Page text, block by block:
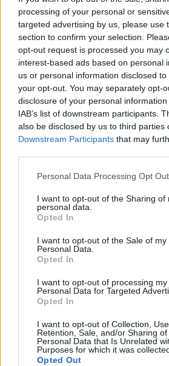
processing of your personal or
targeted advertising by us, please use
section to confirm your selection.
opt-out request is processed you may
interest-based ads based on personal
us or personal information disclosed
your opt-out. You may separately opt-
disclosure of your personal
IAB’s list of downstream participants.
also be disclosed by us to third parties
Downstream Participants that may
Please note that this website/app uses
not limited to your visit or usage
grant or deny consent to Google and
use your data for below specified
consent section.
Personal Data Processing Opt
I want to opt-out of the Sharing of
personal data.
Opted In
I want to opt-out of the Sale of my
Personal Data.
Opted In
I want to opt-out of processing my
Personal Data for Targeted
Opted In
I want to opt-out of Collection, Use,
Retention, Sale, and/or Sharing of
Personal Data that Is Unrelated
Purposes for which it was
Opted Out
kormányban, ami az
mert Nagy Márton egy
keveredett Szijjártó Péterrel, a
Viktor érdeklődve figyelte.
A cikk szerint a heves vita
kormányülésen pattant ki,
az áprilisi adatokat, amik
Európában jelentősen
autók eladása. Mindez
bezuhant.
A miniszter megkérdőjelezte
technológia melletti
külügyminiszter azzal
visszaesés követi, s az
egy magasabb szintre fognak